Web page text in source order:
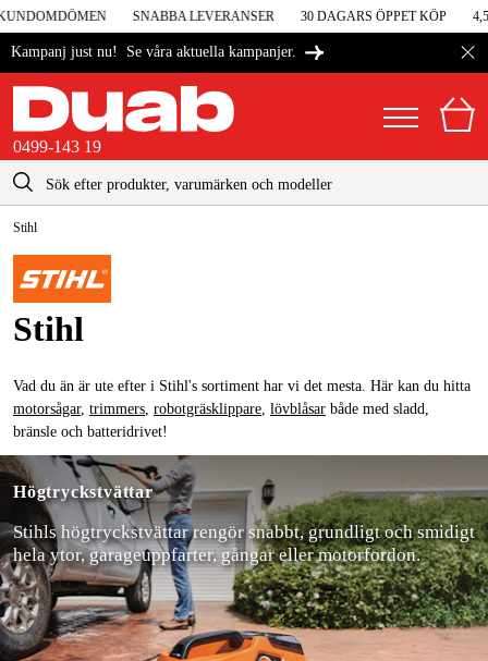
SNABBA LEVERANSER 30 DAGARS ÖPPET KÖP 4,5
Kampanj just nu! Se våra aktuella kampanjer.
0499-143 19
Danmark
Suomi
Deutschland
Maskiner & verktyg
Garage & verkstad
Maskintillbehör & förbrukning
Arbetskläder & skydd
El & bygg
Skog & trädgård
Hem & fritid
Kampanjer
kontakt@duab.se
Stihl
Stihl
Vad du än är ute efter i Stihl's sortiment har vi det mesta. Här kan du hitta
motorsågar, trimmers, robotgräsklippare, lövblåsar både med sladd,
bränsle och batteridrivet!
Vi har också ett gediget utbud av reservdelar och tillbehör.
Högtrycks­tvättar
Stihls högtryckstvättar rengör snabbt, grundligt och smidigt
hela ytor, garageuppfarter, gångar eller motorfordon.